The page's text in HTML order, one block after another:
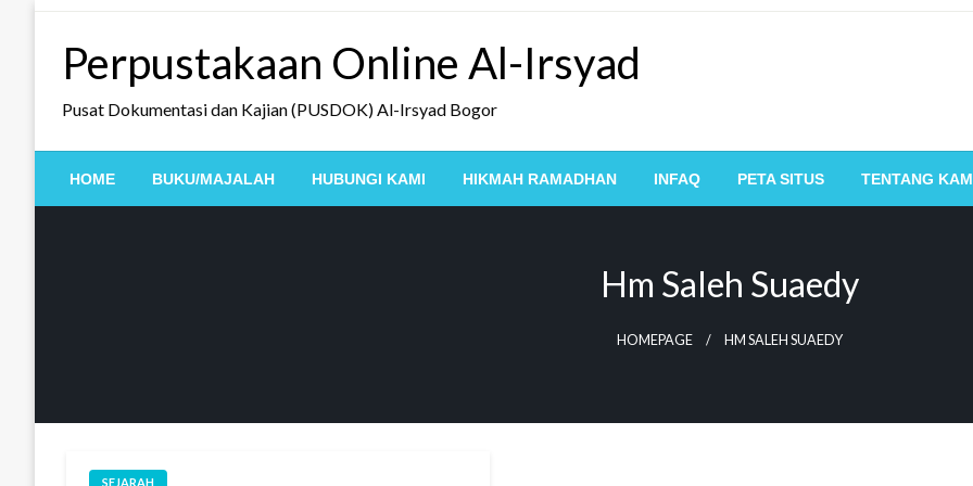
Perpustakaan Online Al-Irsyad
Pusat Dokumentasi dan Kajian (PUSDOK) Al-Irsyad Bogor
HOME BUKU/MAJALAH HUBUNGI KAMI HIKMAH RAMADHAN INFAQ PETA SITUS TENTANG
Hm Saleh Suaedy
HOMEPAGE HM SALEH SUAEDY
SEJARAH